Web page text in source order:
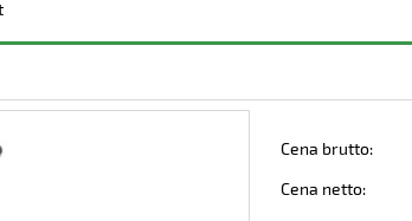
Cena brutto:
Cena netto: